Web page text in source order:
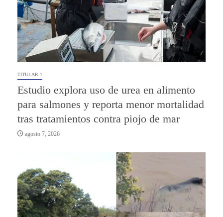
TITULAR 1
Estudio explora uso de urea en alimento
para salmones y reporta menor mortalidad
tras tratamientos contra piojo de mar
agosto 7, 2026